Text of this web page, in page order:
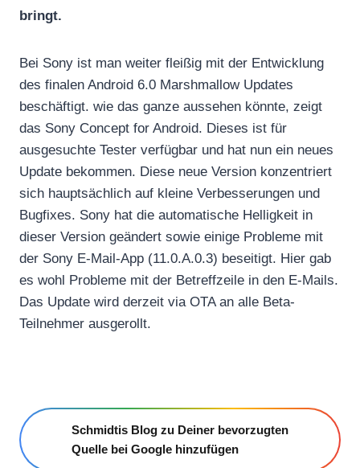
bringt.
Bei Sony ist man weiter fleißig mit der Entwicklung
des finalen Android 6.0 Marshmallow Updates
beschäftigt. wie das ganze aussehen könnte, zeigt
das Sony Concept for Android. Dieses ist für
ausgesuchte Tester verfügbar und hat nun ein neues
Update bekommen. Diese neue Version konzentriert
sich hauptsächlich auf kleine Verbesserungen und
Bugfixes. Sony hat die automatische Helligkeit in
dieser Version geändert sowie einige Probleme mit
der Sony E-Mail-App (11.0.A.0.3) beseitigt. Hier gab
es wohl Probleme mit der Betreffzeile in den E-Mails.
Das Update wird derzeit via OTA an alle Beta-
Teilnehmer ausgerollt.
Schmidtis Blog zu Deiner bevorzugten
Quelle bei Google hinzufügen